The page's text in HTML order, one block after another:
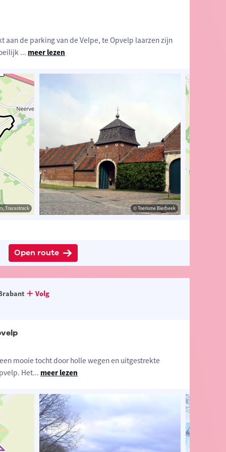
© Toerisme Vlaams-Brabant
aan de parking van de Velpe, te Opvelp laarzen zijn
... meer lezen
Tracestrack © Toerisme Bierbeek
Open route
Volg
mooie tocht door holle wegen en uitgestrekte
Het... meer lezen